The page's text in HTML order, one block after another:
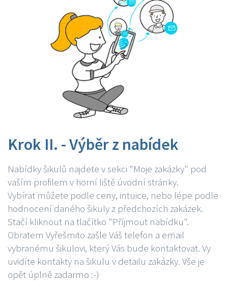
Krok II. - Výběr z nabídek
Nabídky šikulů najdete v sekci "Moje zakázky" pod
vaším profilem v horní liště úvodní stránky.
Vybírat můžete podle ceny, intuice, nebo lépe podle
hodnocení daného šikuly z předchozích zakázek.
Stačí kliknout na tlačítko "Příjmout nabídku".
Obratem Vyřešmito zašle Váš telefon a email
vybranému šikulovi, který Vás bude kontaktovat. Vy
uvidíte kontakty na šikulu v detailu zakázky. Vše je
opět úplně zadarmo :-)